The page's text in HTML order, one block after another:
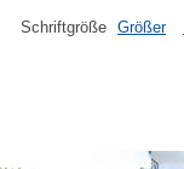
Schriftgröße Größer